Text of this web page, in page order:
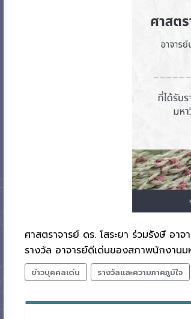
ศาสตราจารย์ ดร. โสระยา ร่วมรังษี อา
รางวัล อาจารย์ดีเด่นของสภาพนักงานม
ข่าวบุคคลเด่น รางวัลและความภาคภูมิใจ